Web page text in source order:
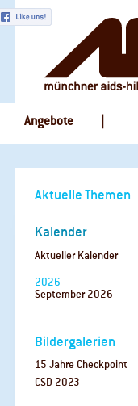
überspringen
Angebote
Navigation
Aktuelle Themen
Kalender
Aktueller Kalender
2026
September 2026
Bildergalerien
15 Jahre Checkpoint
CSD 2023